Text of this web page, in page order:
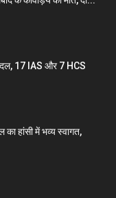
17 IAS और 7 HCS
हांसी में भव्य स्वागत,